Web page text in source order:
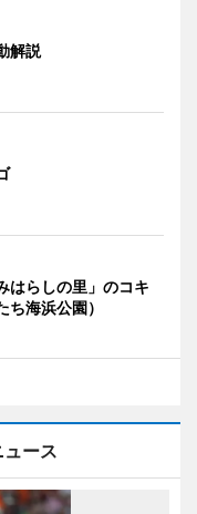
解説
はらしの里」のコキ
海浜公園）
ース